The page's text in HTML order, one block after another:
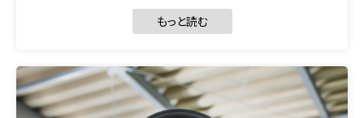
もっと読む